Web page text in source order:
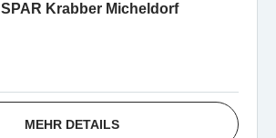
SPAR Krabber Micheldorf
MEHR DETAILS